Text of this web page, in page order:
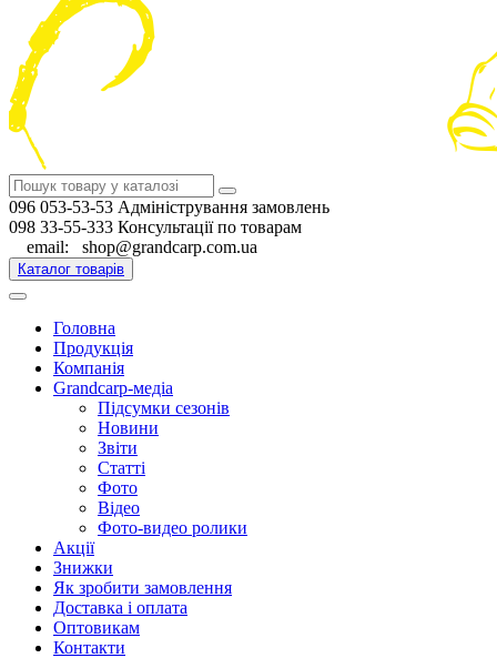
096 053-53-53 Адміністрування замовлень
098 33-55-333 Консультації по товарам
email: shop@grandcarp.com.ua
Каталог товарів
Головна
Продукція
Компанія
Grandcarp-медіа
Підсумки сезонів
Новини
Звіти
Статті
Фото
Відео
Фото-видео ролики
Акції
Знижки
Як зробити замовлення
Доставка і оплата
Оптовикам
Контакти